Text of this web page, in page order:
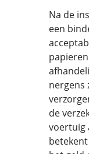
Na de
een
nergens
de
voertuig